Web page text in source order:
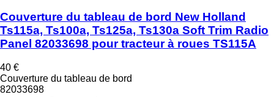
Couverture du tableau de bord New Holland
Ts115a, Ts100a, Ts125a, Ts130a Soft Trim Radio
Panel 82033698 pour tracteur à roues TS115A
40 €
Couverture du tableau de bord
82033698